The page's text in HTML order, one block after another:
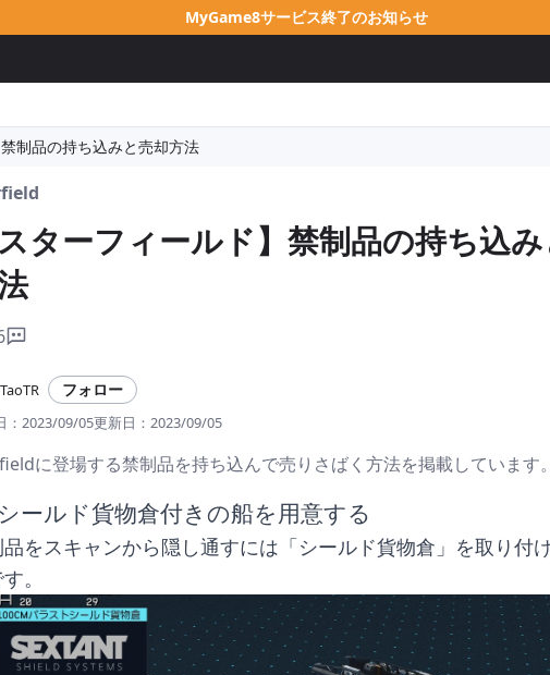
MyGame8サービス終了のお知らせ
制品の持ち込みと売却方法
スターフィールド】禁制品の持ち込
TaoTR フォロー
： 2023/09/05更新日： 2023/09/05
に登場する禁制品を持ち込んで売りさばく方法を掲載しています。
ルド貨物倉付きの船を用意する
をスキャンから隠し通すには「シールド貨物倉」を取り付
。